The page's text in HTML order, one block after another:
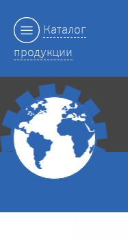
Каталог
продукции